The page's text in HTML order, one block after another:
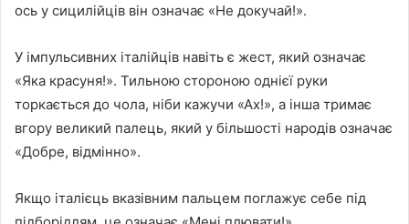
ось у сицилійців він означає «Не докучай!».
У імпульсивних італійців навіть є жест, який означає
«Яка красуня!». Тильною стороною однієї руки
торкається до чола, ніби кажучи «Ах!», а інша тримає
вгору великий палець, який у більшості народів означає
«Добре, відмінно».
Якщо італієць вказівним пальцем поглажує себе під